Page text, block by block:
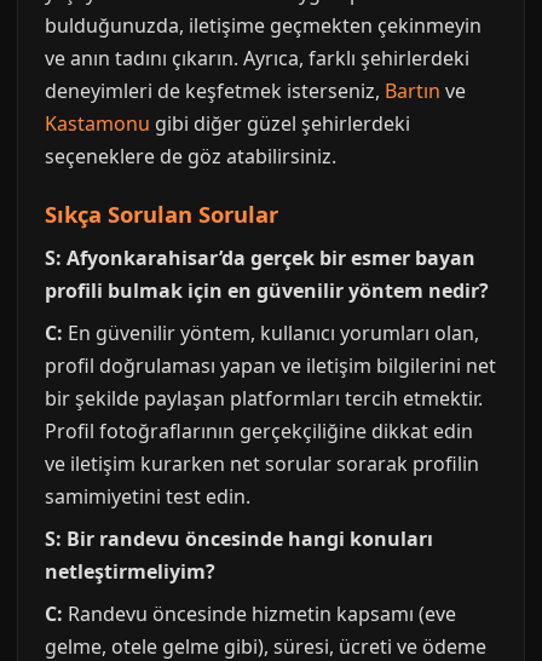
bulduğunuzda, iletişime geçmekten çekinmeyin
ve anın tadını çıkarın. Ayrıca, farklı şehirlerdeki
deneyimleri de keşfetmek isterseniz, Bartın ve
Kastamonu gibi diğer güzel şehirlerdeki
seçeneklere de göz atabilirsiniz.
Sıkça Sorulan Sorular
S: Afyonkarahisar’da gerçek bir esmer bayan
profili bulmak için en güvenilir yöntem nedir?
C: En güvenilir yöntem, kullanıcı yorumları olan,
profil doğrulaması yapan ve iletişim bilgilerini net
bir şekilde paylaşan platformları tercih etmektir.
Profil fotoğraflarının gerçekçiliğine dikkat edin
ve iletişim kurarken net sorular sorarak profilin
samimiyetini test edin.
S: Bir randevu öncesinde hangi konuları
netleştirmeliyim?
C: Randevu öncesinde hizmetin kapsamı (eve
gelme, otele gelme gibi), süresi, ücreti ve ödeme